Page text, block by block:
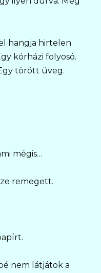
hangja hirtelen
kórházi folyosó.
törött üveg.
mégis…
remegett.
nem látjátok a